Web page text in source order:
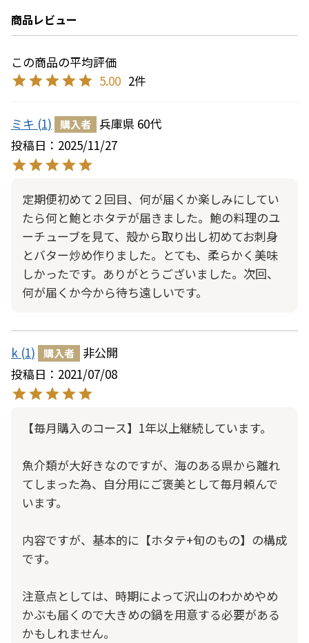
商品レビュー
5.00 2
ミキ 1 購入者 兵庫県 60代
投稿日
2025/11/27
定期便初めて２回目、何が届くか楽しみにしてい
たら何と鮑とホタテが届きました。鮑の料理のユ
ーチューブを見て、殻から取り出し初めてお刺身
とバター炒め作りました。とても、柔らかく美味
しかったです。ありがとうございました。次回、
何が届くか今から待ち遠しいです。
k 1 購入者
非公開
投稿日
2021/07/08
【毎月購入のコース】1年以上継続しています。
魚介類が大好きなのですが、海のある県から離れ
てしまった為、自分用にご褒美として毎月頼んで
います。
内容ですが、基本的に【ホタテ+旬のもの】の構成
です。
注意点としては、時期によって沢山のわかめやめ
かぶも届くので大きめの鍋を用意する必要がある
かもしれません。